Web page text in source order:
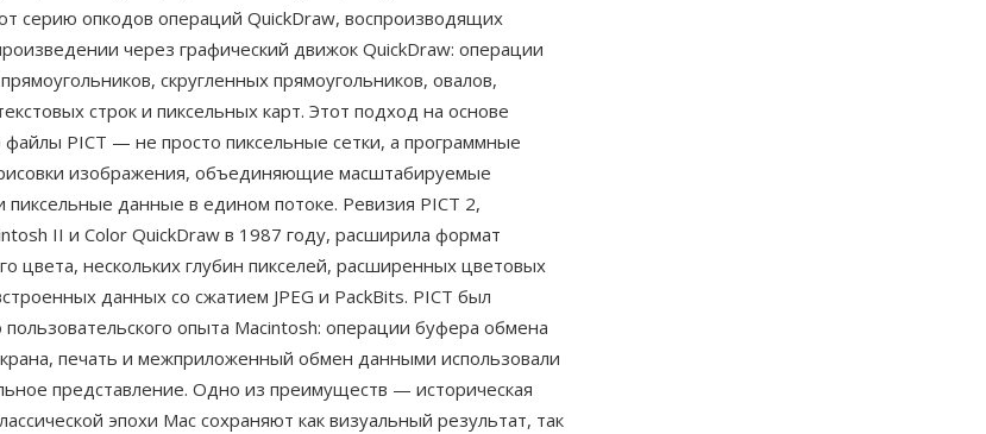
серию опкодов операций QuickDraw, воспроизводящих
через графический движок QuickDraw: операции
скругленных прямоугольников, овалов,
строк и пиксельных карт. Этот подход на основе
файлы PICT — не просто пиксельные сетки, а программные
изображения, объединяющие масштабируемые
данные в едином потоке. Ревизия PICT 2,
II и Color QuickDraw в 1987 году, расширила формат
цвета, нескольких глубин пикселей, расширенных цветовых
данных со сжатием JPEG и PackBits. PICT был
опыта Macintosh: операции буфера обмена
печать и межприложенный обмен данными использовали
представление. Одно из преимуществ — историческая
эпохи Mac сохраняют как визуальный результат, так